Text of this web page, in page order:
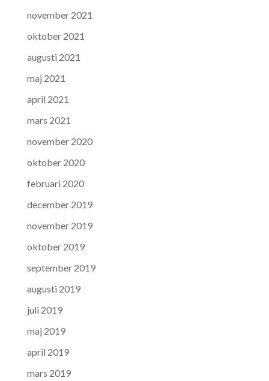
november 2021
oktober 2021
augusti 2021
maj 2021
april 2021
mars 2021
november 2020
oktober 2020
februari 2020
december 2019
november 2019
oktober 2019
september 2019
augusti 2019
juli 2019
maj 2019
april 2019
mars 2019